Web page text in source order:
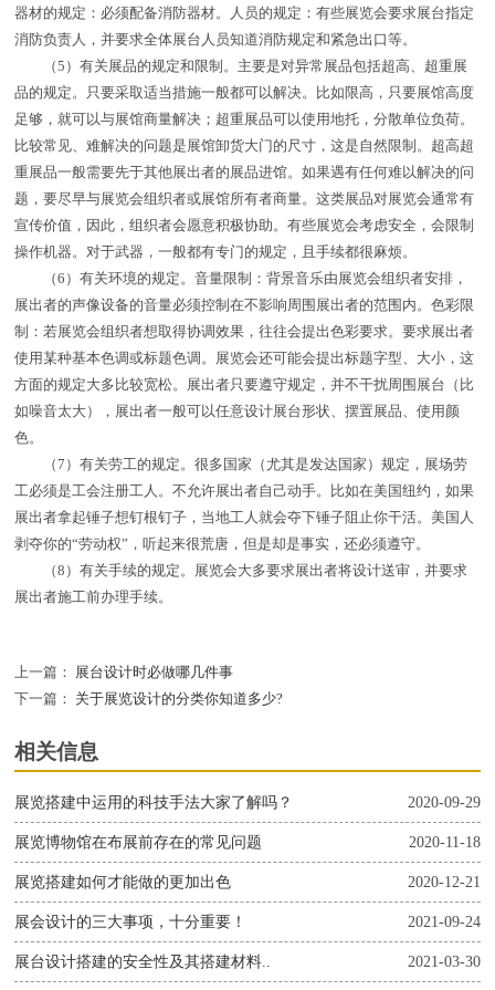
器材的规定：必须配备消防器材。人员的规定：有些展览会要求展台指定
消防负责人，并要求全体展台人员知道消防规定和紧急出口等。
（5）有关展品的规定和限制。主要是对异常展品包括超高、超重展
品的规定。只要采取适当措施一般都可以解决。比如限高，只要展馆高度
足够，就可以与展馆商量解决；超重展品可以使用地托，分散单位负荷。
比较常见、难解决的问题是展馆卸货大门的尺寸，这是自然限制。超高超
重展品一般需要先于其他展出者的展品进馆。如果遇有任何难以解决的问
题，要尽早与展览会组织者或展馆所有者商量。这类展品对展览会通常有
宣传价值，因此，组织者会愿意积极协助。有些展览会考虑安全，会限制
操作机器。对于武器，一般都有专门的规定，且手续都很麻烦。
（6）有关环境的规定。音量限制：背景音乐由展览会组织者安排，
展出者的声像设备的音量必须控制在不影响周围展出者的范围内。色彩限
制：若展览会组织者想取得协调效果，往往会提出色彩要求。要求展出者
使用某种基本色调或标题色调。展览会还可能会提出标题字型、大小，这
方面的规定大多比较宽松。展出者只要遵守规定，并不干扰周围展台（比
如噪音太大），展出者一般可以任意设计展台形状、摆置展品、使用颜
色。
（7）有关劳工的规定。很多国家（尤其是发达国家）规定，展场劳
工必须是工会注册工人。不允许展出者自己动手。比如在美国纽约，如果
展出者拿起锤子想钉根钉子，当地工人就会夺下锤子阻止你干活。美国人
剥夺你的“劳动权”，听起来很荒唐，但是却是事实，还必须遵守。
（8）有关手续的规定。展览会大多要求展出者将设计送审，并要求
展出者施工前办理手续。
上一篇：
展台设计时必做哪几件事
下一篇：
关于展览设计的分类你知道多少?
相关信息
2020-09-29
展览搭建中运用的科技手法大家了解吗？
2020-11-18
展览博物馆在布展前存在的常见问题
2020-12-21
展览搭建如何才能做的更加出色
2021-09-24
展会设计的三大事项，十分重要！
2021-03-30
展台设计搭建的安全性及其搭建材料..